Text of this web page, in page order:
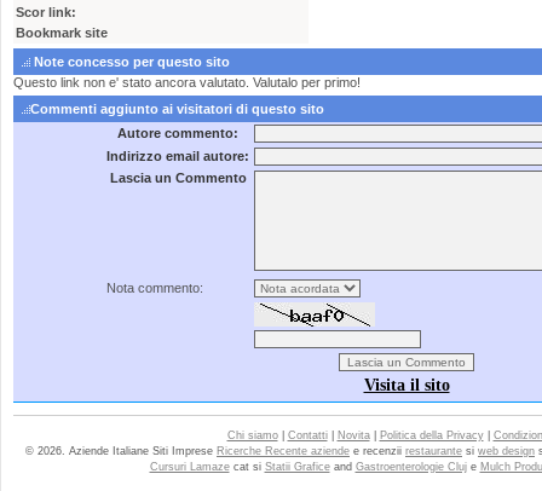
Scor link:
Bookmark site
Note concesso per questo sito
Questo link non e' stato ancora valutato. Valutalo per primo!
Commenti aggiunto ai visitatori di questo sito
Autore commento:
Indirizzo email autore:
Lascia un Commento
Nota commento:
Visita il sito
Chi siamo| Contatti| Novita| Politica della Privacy|
© 2026. Aziende Italiane Siti Imprese Ricerche Recente aziende e recenzii restaurante si web design
Cursuri Lamazecat si Statii Graficeand Gastroenterologie Cluje Mulch